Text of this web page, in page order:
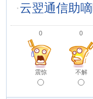
·云翌通信助
0
震惊
0
不解